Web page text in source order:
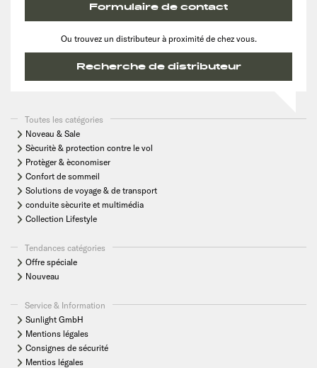
Formulaire de contact
Ou trouvez un distributeur à proximité de chez vous.
Recherche de distributeur
Toutes les catégories
Noveau & Sale
Sècuritè & protection contre le vol
Protèger & èconomiser
Confort de sommeil
Solutions de voyage & de transport
conduite sècurite et multimédia
Collection Lifestyle
Tendances catégories
Offre spéciale
Nouveau
Service & Information
Sunlight GmbH
Mentions légales
Consignes de sécurité
Mentios légales